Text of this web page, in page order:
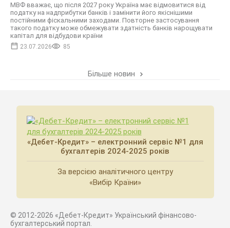
МВФ вважає, що після 2027 року Україна має відмовитися від
податку на надприбутки банків і замінити його якіснішими
постійними фіскальними заходами. Повторне застосування
такого податку може обмежувати здатність банків нарощувати
капітал для відбудови країни
23.07.2026 85
Більше новин
«Дебет-Кредит» – електронний сервіс №1 для
бухгалтерів 2024-2025 років
За версією аналітичного центру
«Вибір Країни»
© 2012-2026 «Дебет-Кредит» Український фінансово-
бухгалтерський портал.